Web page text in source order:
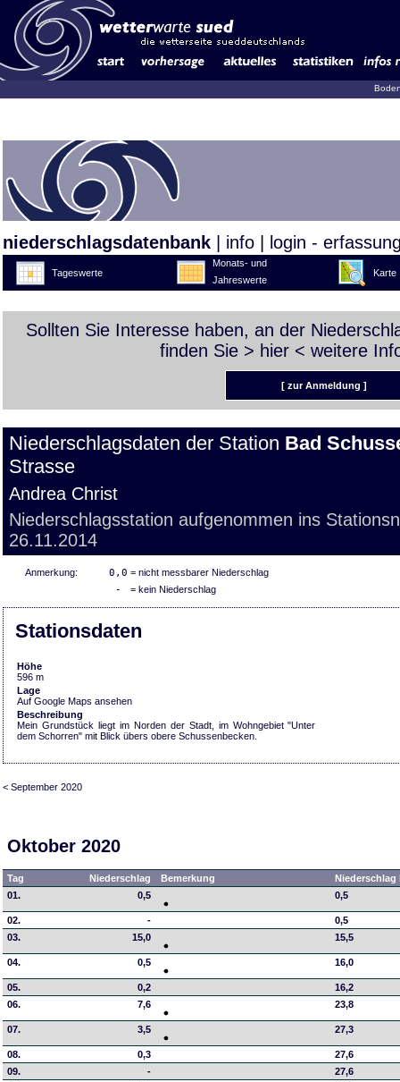
niederschlagsdatenbank info login -
Tageswerte
Monats- und
Jahreswerte
Karte
Sollten Sie Interesse haben, an der
finden Sie > hier < weitere
[ zur Anmeldung ]
Niederschlagsdaten der Station Bad
Strasse
Andrea Christ
Niederschlagsstation aufgenommen ins
26.11.2014
Anmerkung: 0,0 = nicht messbarer Niederschlag
- = kein Niederschlag
Stationsdaten
Höhe
596 m
Lage
Auf Google Maps ansehen
Beschreibung
Mein Grundstück liegt im Norden der Stadt, im Wohngebiet "Unter
dem Schorren" mit Blick übers obere Schussenbecken.
< September 2020
Oktober 2020
Tag Niederschlag Bemerkung
01.
0,5 0,5
02. -
0,5
03.
15,0 15,5
04. 0,5 16,0
05. 0,2
16,2
06.
7,6 23,8
07. 3,5 27,3
08. 0,3
27,6
09.
-
27,6